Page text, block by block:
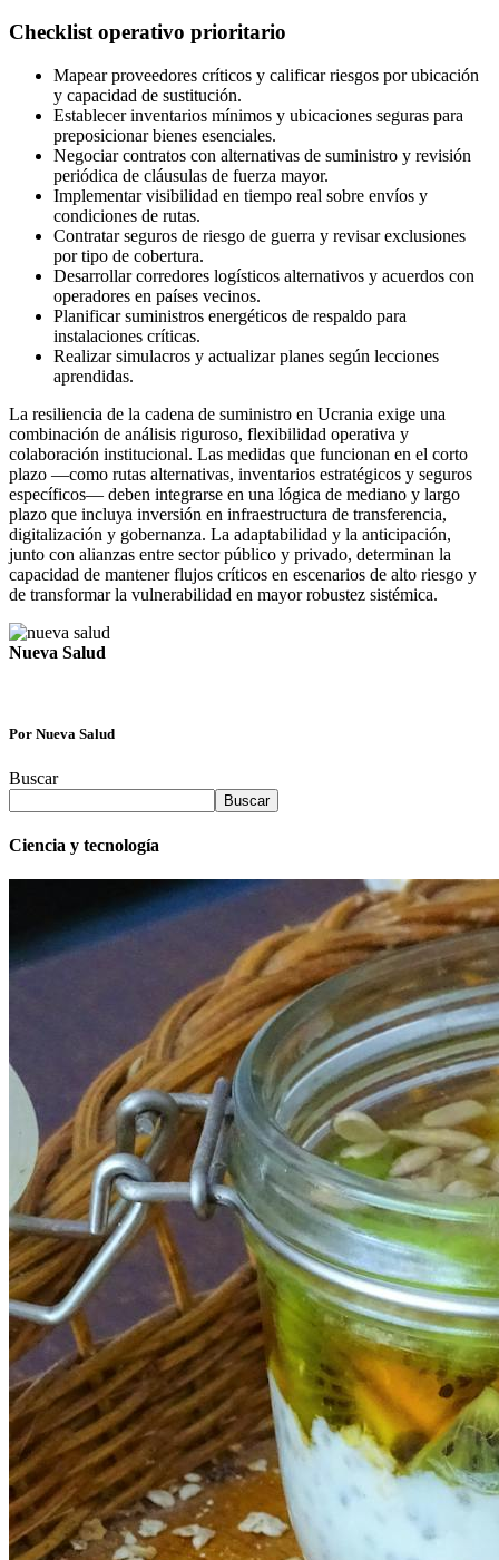
Checklist operativo prioritario
Mapear proveedores críticos y calificar riesgos por ubicación
y capacidad de sustitución.
Establecer inventarios mínimos y ubicaciones seguras para
preposicionar bienes esenciales.
Negociar contratos con alternativas de suministro y revisión
periódica de cláusulas de fuerza mayor.
Implementar visibilidad en tiempo real sobre envíos y
condiciones de rutas.
Contratar seguros de riesgo de guerra y revisar exclusiones
por tipo de cobertura.
Desarrollar corredores logísticos alternativos y acuerdos con
operadores en países vecinos.
Planificar suministros energéticos de respaldo para
instalaciones críticas.
Realizar simulacros y actualizar planes según lecciones
aprendidas.
La resiliencia de la cadena de suministro en Ucrania exige una
combinación de análisis riguroso, flexibilidad operativa y
colaboración institucional. Las medidas que funcionan en el corto
plazo —como rutas alternativas, inventarios estratégicos y seguros
específicos— deben integrarse en una lógica de mediano y largo
plazo que incluya inversión en infraestructura de transferencia,
digitalización y gobernanza. La adaptabilidad y la anticipación,
junto con alianzas entre sector público y privado, determinan la
capacidad de mantener flujos críticos en escenarios de alto riesgo y
de transformar la vulnerabilidad en mayor robustez sistémica.
Nueva Salud
Por Nueva Salud
Buscar
Buscar
Ciencia y tecnología